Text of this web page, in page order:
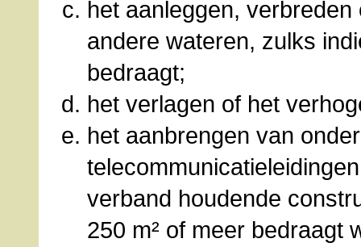
het aanleggen,
andere wateren, zulks
bedraagt;
het verlagen of het
het aanbrengen van
verband houdende
250 m² of meer bedraagt